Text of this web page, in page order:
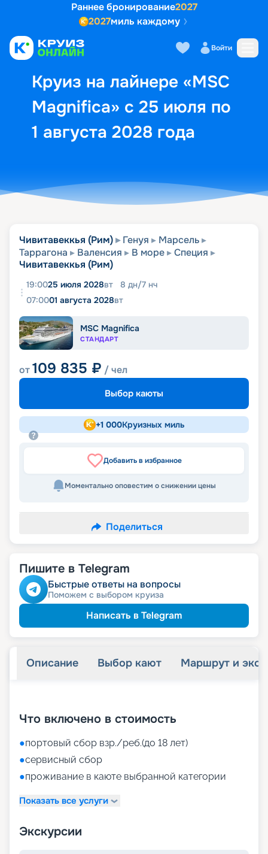
Раннее бронирование2027
2027миль каждому
Войти
Круиз на лайнере «MSC
Magnifica» с 25 июля по
1 августа 2028 года
Выбор кают Маршрут и
Чивитавеккья (Рим) Генуя
Марсель
Таррагона
Валенсия В море
Специя
Чивитавеккья (Рим)
19:0025 июля 2028вт 8 дн/7 нч
07:0001 августа 2028вт
MSC Magnifica
СТАНДАРТ
от109 835 ₽ / чел
Выбор каюты
+1 000Круизных миль
Добавить в избранное
Моментально оповестим о снижении цены
Поделиться
Пишите в Telegram
Быстрые ответы на вопросы
Поможем с выбором круиза
Написать в Telegram
Описание Выбор кают Маршрут и
Что включено в стоимость
●портовый сбор взр./реб.(до 18 лет)
●сервисный сбор
●проживание в каюте выбранной категории
Показать все услуги
Экскурсии